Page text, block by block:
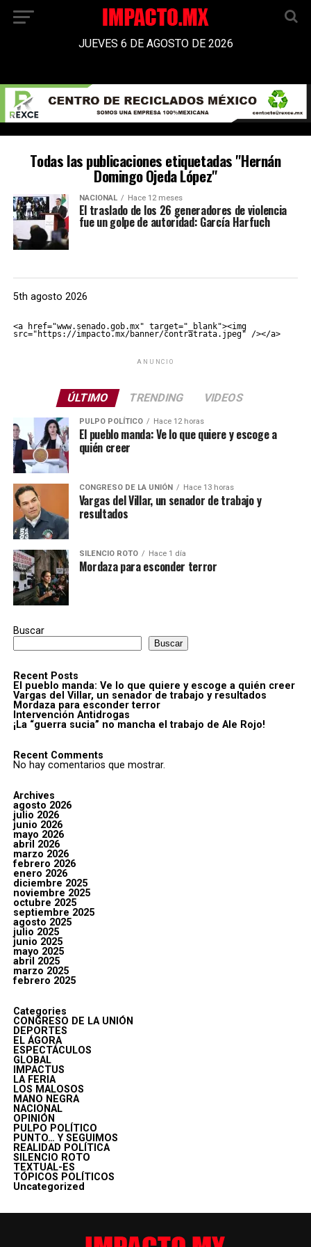
JUEVES 6 DE AGOSTO DE 2026
Todas las publicaciones etiquetadas "Hernán
Domingo Ojeda López"
NACIONAL Hace 12 meses
El traslado de los 26 generadores de violencia
fue un golpe de autoridad: García Harfuch
5th agosto 2026
<a href="www.senado.gob.mx" target="_blank"><img
src="https://impacto.mx/banner/contratrata.jpeg" /></a>
ANUNCIO
ÚLTIMO TRENDING VIDEOS
PULPO POLÍTICO Hace 12 horas
El pueblo manda: Ve lo que quiere y escoge a
quién creer
CONGRESO DE LA UNIÓN Hace 13 horas
Vargas del Villar, un senador de trabajo y
resultados
SILENCIO ROTO Hace 1 día
Mordaza para esconder terror
Buscar
Buscar
Recent Posts
El pueblo manda: Ve lo que quiere y escoge a quién creer
Vargas del Villar, un senador de trabajo y resultados
Mordaza para esconder terror
Intervención Antidrogas
¡La “guerra sucia” no mancha el trabajo de Ale Rojo!
Recent Comments
No hay comentarios que mostrar.
Archives
agosto 2026
julio 2026
junio 2026
mayo 2026
abril 2026
marzo 2026
febrero 2026
enero 2026
diciembre 2025
noviembre 2025
octubre 2025
septiembre 2025
agosto 2025
julio 2025
junio 2025
mayo 2025
abril 2025
marzo 2025
febrero 2025
Categories
CONGRESO DE LA UNIÓN
DEPORTES
EL ÁGORA
ESPECTÁCULOS
GLOBAL
IMPACTUS
LA FERIA
LOS MALOSOS
MANO NEGRA
NACIONAL
OPINIÓN
PULPO POLÍTICO
PUNTO… Y SEGUIMOS
REALIDAD POLÍTICA
SILENCIO ROTO
TEXTUAL-ES
TÓPICOS POLÍTICOS
Uncategorized